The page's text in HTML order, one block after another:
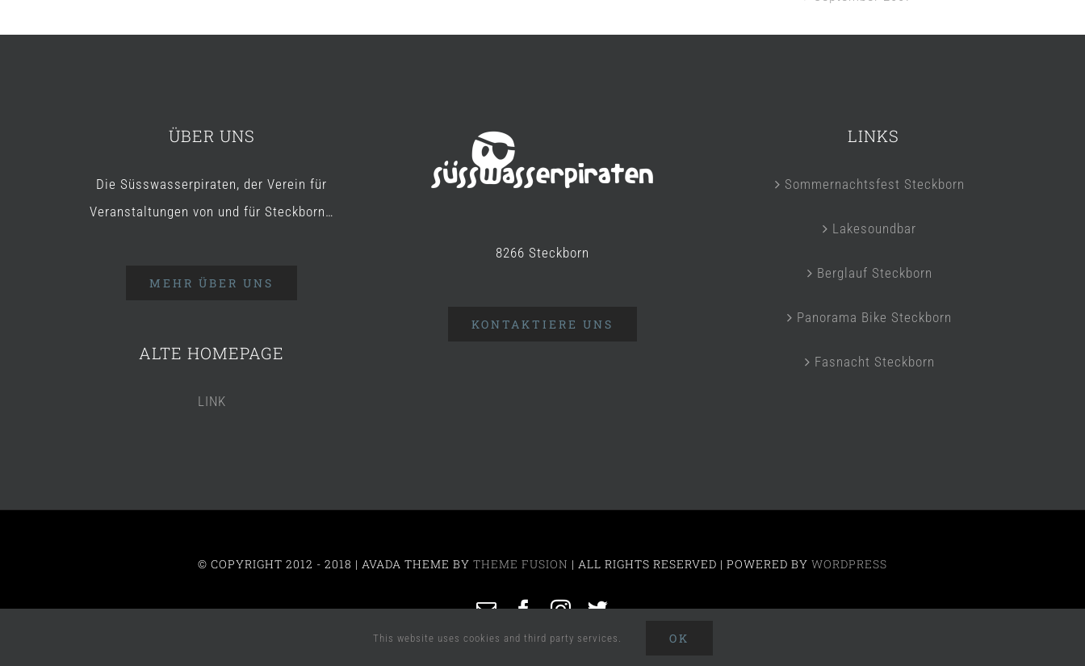
ÜBER UNS
Die Süsswasserpiraten, der Verein für
Veranstaltungen von und für Steckborn…
MEHR ÜBER UNS
ALTE HOMEPAGE
LINK
8266 Steckborn
KONTAKTIERE UNS
LINKS
Sommernachtsfest Steckborn
Lakesoundbar
Berglauf Steckborn
Panorama Bike Steckborn
Fasnacht Steckborn
© COPYRIGHT 2012 - 2018 | AVADA THEME BY THEME FUSION | ALL RIGHTS RESERVED | POWERED BY WORDPRESS
E-
Mail
Facebook
Instagram
Twitter
This website uses cookies and third party services. OK